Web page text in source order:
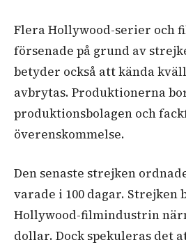
Flera Hollywood-serier och
försenade på grund av
betyder också att kända
avbrytas. Produktionerna
produktionsbolagen och
överenskommelse.
Den senaste strejken
varade i 100 dagar. Strejken
Hollywood-filmindustrin
dollar. Dock spekuleras det